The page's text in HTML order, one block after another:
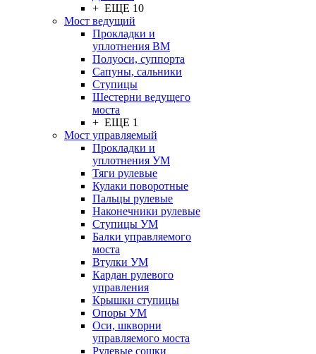
+ ЕЩЕ 10
Мост ведущий
Прокладки и
уплотнения ВМ
Полуоси, суппорта
Сапуны, сальники
Ступицы
Шестерни ведущего
моста
+ ЕЩЕ 1
Мост управляемый
Прокладки и
уплотнения УМ
Тяги рулевые
Кулаки поворотные
Пальцы рулевые
Наконечники рулевые
Ступицы УМ
Балки управляемого
моста
Втулки УМ
Кардан рулевого
управления
Крышки ступицы
Опоры УМ
Оси, шкворни
управляемого моста
Рулевые сошки